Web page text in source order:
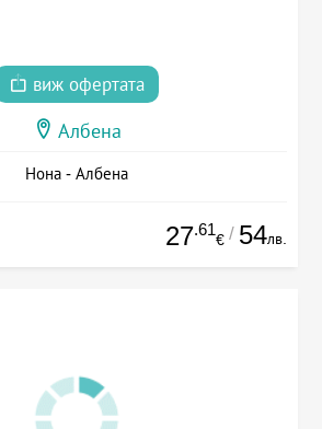
виж офертата
Албена
Нона - Албена
27.61
€ / 54лв.